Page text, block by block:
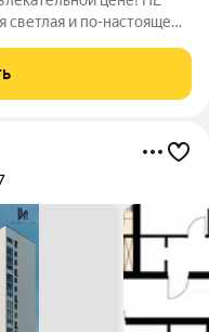
и по-настоящему
Расположение